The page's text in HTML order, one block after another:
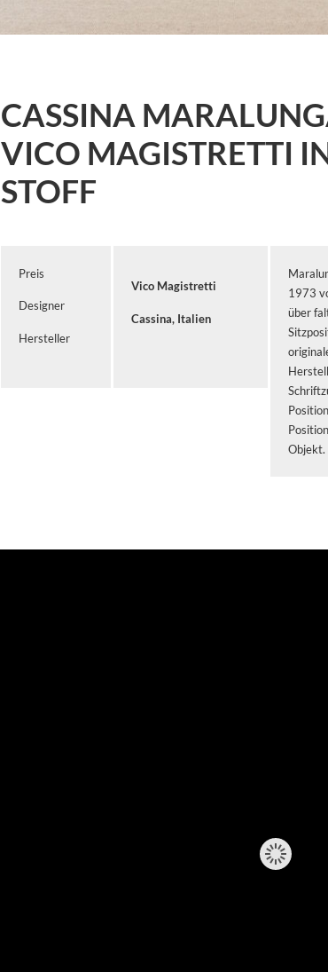
CASSINA
VICO MAGISTRETTI
STOFF
Preis
Designer
Hersteller
Vico Magistretti
Cassina, Italien
1973
über
Objekt.